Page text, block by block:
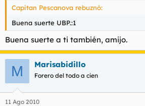
Capitan Pescanova rebuznó:
Buena suerte UBP.:1
Buena suerte a ti también, amijo.
M Marisabidillo
Forero del todo a cien
11 Ago 2010